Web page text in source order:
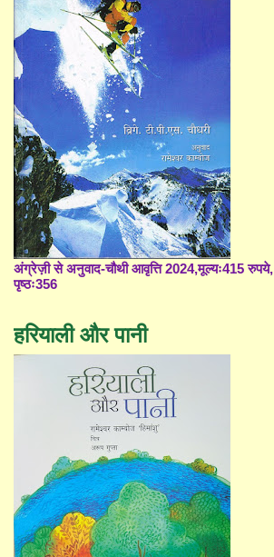
अंग्रेज़ी से अनुवाद-चौथी आवृत्ति 2024,मूल्यः415 रुपये,
पृष्ठः356
हरियाली और पानी